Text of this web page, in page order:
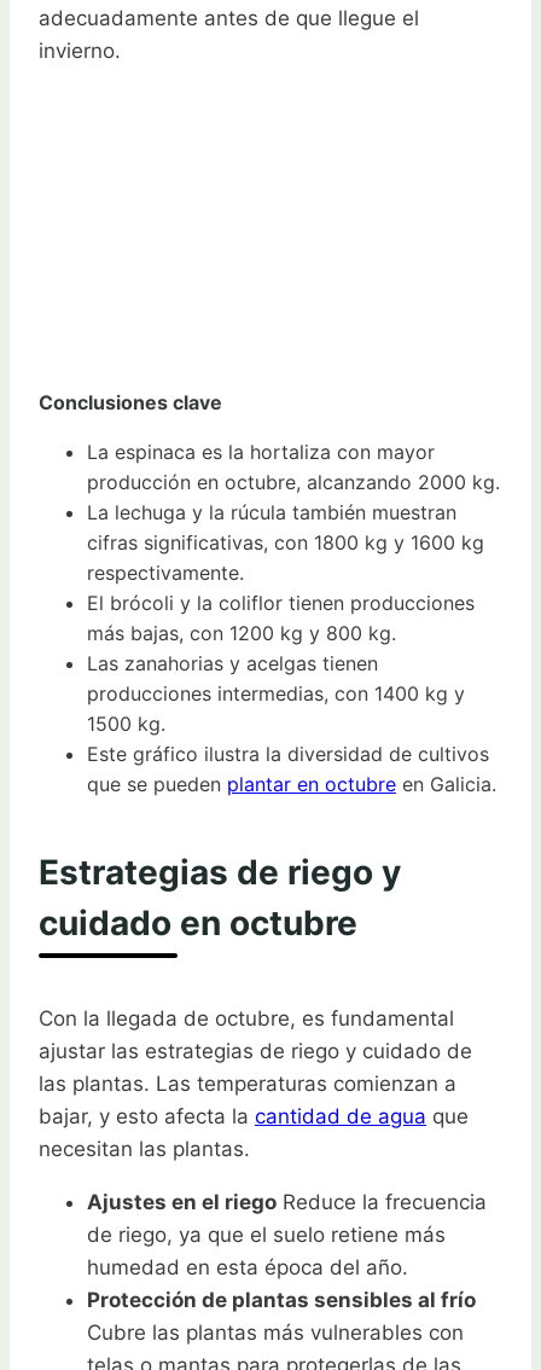
adecuadamente antes de que llegue el
invierno.
Conclusiones clave
La espinaca es la hortaliza con mayor
producción en octubre, alcanzando 2000 kg.
La lechuga y la rúcula también muestran
cifras significativas, con 1800 kg y 1600 kg
respectivamente.
El brócoli y la coliflor tienen producciones
más bajas, con 1200 kg y 800 kg.
Las zanahorias y acelgas tienen
producciones intermedias, con 1400 kg y
1500 kg.
Este gráfico ilustra la diversidad de cultivos
que se pueden plantar en octubre en Galicia.
Estrategias de riego y
cuidado en octubre
Con la llegada de octubre, es fundamental
ajustar las estrategias de riego y cuidado de
las plantas. Las temperaturas comienzan a
bajar, y esto afecta la cantidad de agua que
necesitan las plantas.
Ajustes en el riego Reduce la frecuencia
de riego, ya que el suelo retiene más
humedad en esta época del año.
Protección de plantas sensibles al frío
Cubre las plantas más vulnerables con